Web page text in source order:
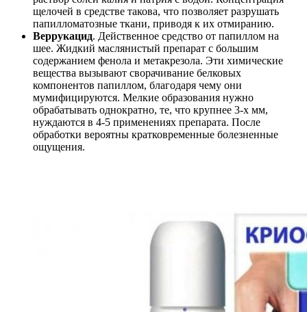
щелочей в средстве такова, что позволяет разрушать
папилломатозные ткани, приводя к их отмиранию.
Веррукацид. Действенное средство от папиллом на
шее. Жидкий маслянистый препарат с большим
содержанием фенола и метакрезола. Эти химические
вещества вызывают сворачивание белковых
компонентов папиллом, благодаря чему они
мумифицируются. Мелкие образования нужно
обрабатывать однократно, те, что крупнее 3-х мм,
нуждаются в 4-5 применениях препарата. После
обработки вероятны кратковременные болезненные
ощущения.